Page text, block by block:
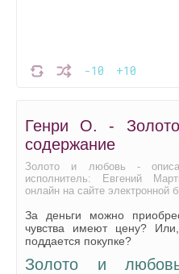
-10 +10
Генри О. -
содержание
Золото и любовь -
исполнитель: Евгений
онлайн на сайте электронной
За деньги можно
чувства имеют цену?
поддается покупке?
Золото и